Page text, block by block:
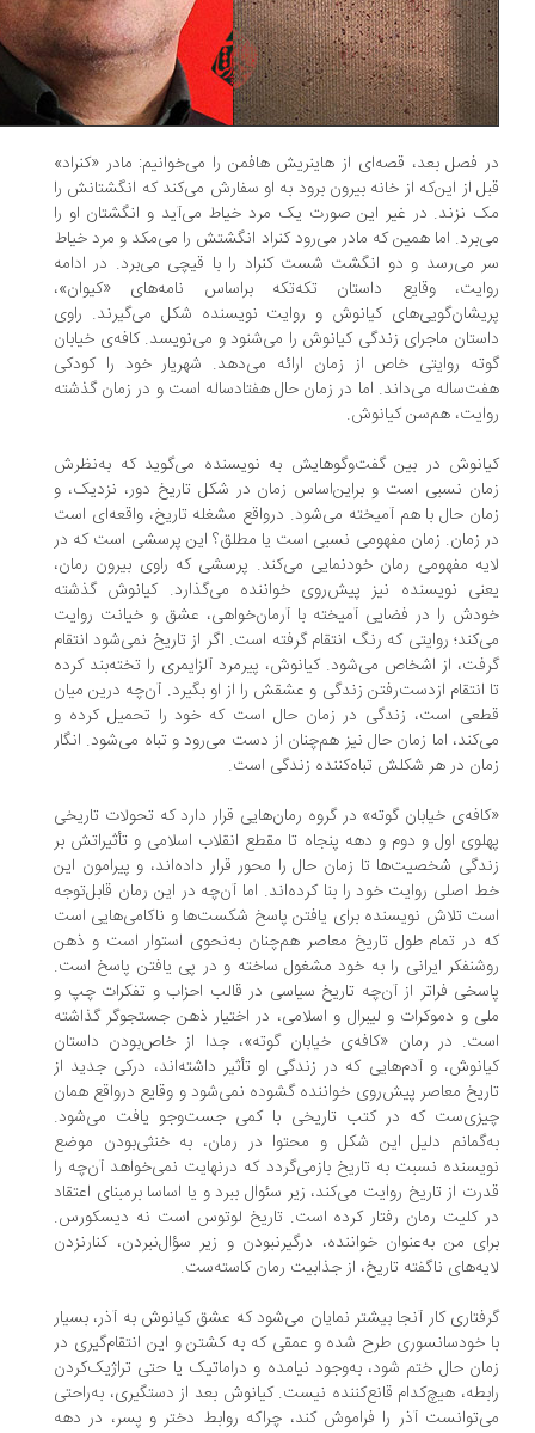
فصل بعد، قصه‌ای از هاینریش هافمن را می‌خوانیم: مادر «کنراد»
از این‌که از خانه بیرون برود به او سفارش می‌کند که انگشتانش را
نزند. در غیر این صورت یک مرد خیاط می‌آید و انگشتان او را
اما همین که مادر می‌رود کنراد انگشتش را می‌مکد و مرد خیاط
می‌رسد و دو انگشت شست کنراد را با قیچی می‌برد. در ادامه
وقایع داستان تکه‌تکه بر‌اساس نامه‌های «کیوان»،
کیانوش و روایت نویسنده شکل می‌گیرند. راوی
ماجرای زندگی کیانوش را می‌شنود و می‌نویسد. کافه‌ی خیابان
روایتی خاص از زمان ارائه می‌دهد. شهریار خود را کودکی
می‌داند. اما در زمان حال هفتاد‌ساله است و در زمان گذشته‌
هم‌سن کیانوش.
در بین گفت‌وگوهایش به نویسنده می‌گوید که به‌نظرش
نسبی است و بر‌این‌اساس زمان در شکل تاریخ دور، نزدیک، و
حال با هم آمیخته می‌شود. در‌واقع مشغله تاریخ، واقعه‌ای است
زمان. زمان مفهومی نسبی است یا مطلق؟ این پرسشی است که در
مفهومی رمان خودنمایی می‌کند. پرسشی که راوی بیرون رمان،
نویسنده نیز پیش‌روی خواننده می‌گذارد. کیانوش گذشته
را در فضایی آمیخته با آرمان‌خواهی، عشق و خیانت روایت
روایتی که رنگ انتقام گرفته است. اگر از تاریخ نمی‌شود انتقام
از اشخاص می‌شود. کیانوش، پیرمرد آلزایمری را تخته‌بند کرده
انتقام از‌دست‌رفتن زندگی و عشقش را از او بگیرد. آن‌چه درین میان
است، زندگی در زمان حال است که خود را تحمیل کرده و
اما زمان حال نیز هم‌چنان از دست می‌رود و تباه می‌شود. انگار
در هر شکلش تباه‌کننده‌ زندگی است.
خیابان گوته» در گروه رمان‌هایی قرار دارد که تحولات تاریخی
اول و دوم و دهه پنجاه تا مقطع انقلاب اسلامی و تأثیراتش بر
شخصیت‌ها تا زمان حال را محور قرار داده‌اند، و پیرامون این
اصلی روایت خود را بنا کرده‌اند. اما آن‌چه در این رمان قابل‌توجه
تلاش نویسنده برای یافتن پاسخ شکست‌ها و ناکامی‌هایی است
در تمام طول تاریخ معاصر هم‌چنان به‌نحوی استوار است و ذهن
ایرانی را به خود مشغول ساخته و در پی یافتن پاسخ است.
فراتر از آن‌چه تاریخ سیاسی در قالب احزاب و تفکرات چپ و
و دموکرات و لیبرال و اسلامی، در اختیار ذهن جستجوگر گذاشته
در رمان «کافه‌ی خیابان گوته»، جدا از خاص‌بودن داستان
و آدم‌هایی که در زندگی او تأثیر داشته‌اند، درکی جدید از
معاصر پیش‌روی خواننده گشوده نمی‌شود و وقایع درواقع همان
که در کتب تاریخی با کمی جست‌وجو یافت می‌شود.
دلیل این شکل و محتوا در رمان، به خنثی‌بودن موضع
نسبت به تاریخ بازمی‌گردد که در‌نهایت نمی‌خواهد آن‌چه را
از تاریخ روایت می‌کند، زیر سئوال ببرد و یا اساسا بر‌مبنای اعتقاد
کلیت رمان رفتار کرده است. تاریخ لوتوس است نه دیسکورس.
من به‌عنوان خواننده، درگیر‌نبودن و زیر ‌سؤال‌نبردن، کنار‌نزدن
ناگفته تاریخ، از جذابیت رمان کاسته‌ست.
کار آنجا بیشتر نمایان می‌شود که عشق کیانوش به آذر، بسیار
خودسانسوری طرح شده و عمقی که به کشتن و این انتقام‌گیری در
حال ختم شود، به‌وجود نیامده و دراماتیک یا حتی تراژیک‌کردن
هیچ‌کدام قانع‌کننده نیست. کیانوش بعد از دستگیری، به‌راحتی
آذر را فراموش کند، چراکه روابط دختر و پسر، در دهه